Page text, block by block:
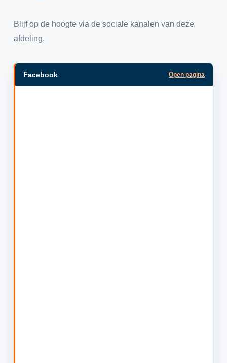
Blijf op de hoogte via de sociale kanalen van deze
afdeling.
Facebook Open pagina